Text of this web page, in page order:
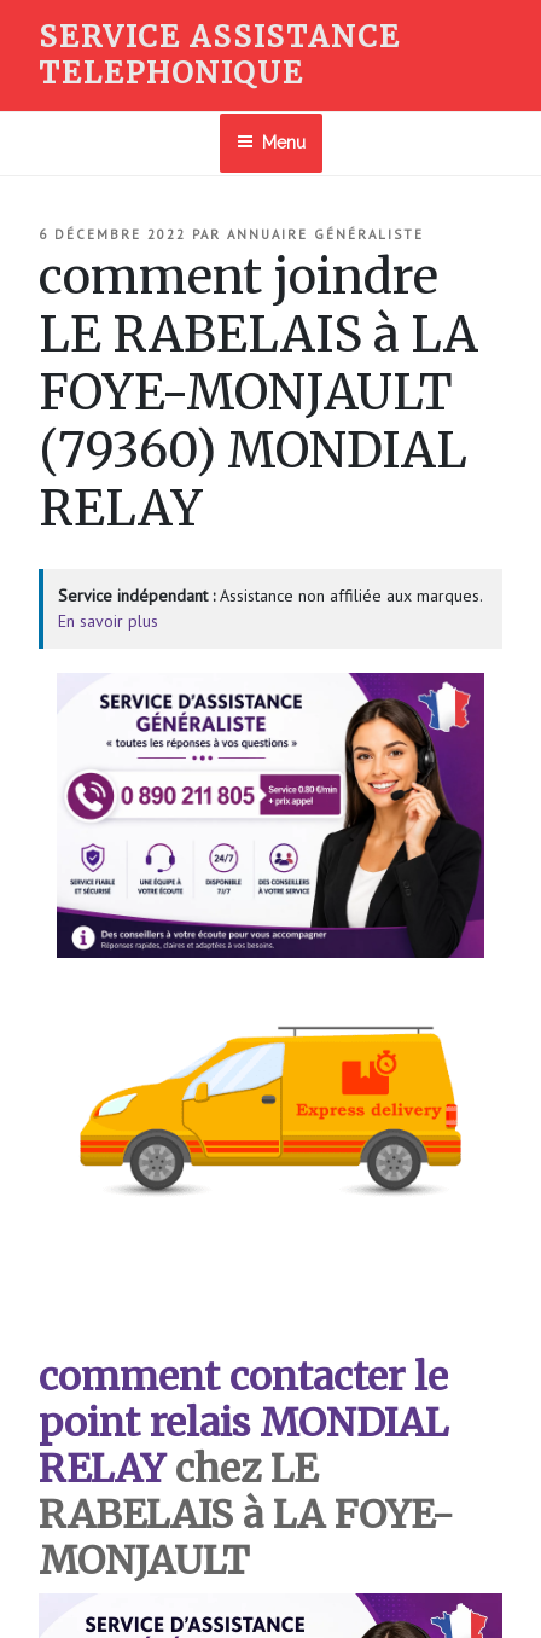
contenu
SERVICE ASSISTANCE
TELEPHONIQUE
Menu
PUBLIÉ
6 DÉCEMBRE 2022 PAR ANNUAIRE GÉNÉRALISTE
comment joindre
LE RABELAIS à LA
FOYE-MONJAULT
(79360) MONDIAL
RELAY
Service indépendant :Assistance non affiliée aux marques.
En savoir plus
comment contacter le
point relais MONDIAL
RELAYchez LE
RABELAIS à LA FOYE-
MONJAULT